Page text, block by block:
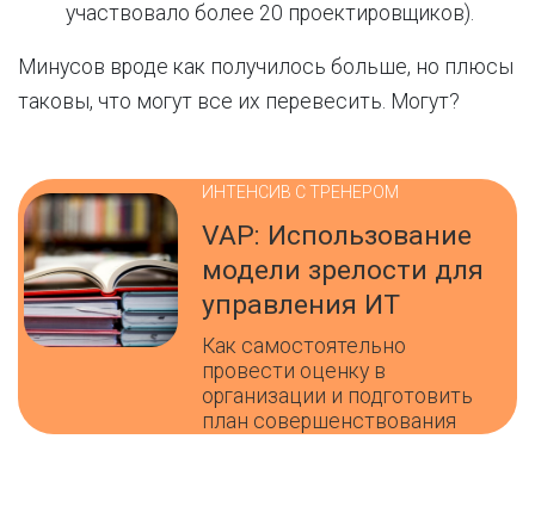
участвовало более 20 проектировщиков).
Минусов вроде как получилось больше, но плюсы
таковы, что могут все их перевесить. Могут?
ИНТЕНСИВ С ТРЕНЕРОМ
VAP: Использование
модели зрелости для
управления ИТ
Как самостоятельно
провести оценку в
организации и подготовить
план совершенствования